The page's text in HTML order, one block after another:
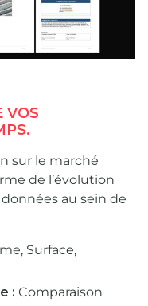
VOS
sur le marché
de l’évolution
au sein de
Surface,
: Comparaison